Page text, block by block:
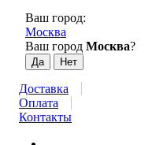
Ваш город:
Москва
Ваш город Москва?
Доставка
Оплата
Контакты